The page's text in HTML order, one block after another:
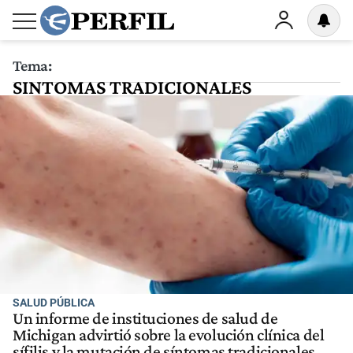
Tema:
SINTOMAS TRADICIONALES
SALUD PÚBLICA
Un informe de instituciones de salud de
Michigan advirtió sobre la evolución clínica del